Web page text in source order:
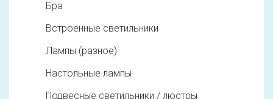
Бра
Встроенные светильники
Лампы (разное)
Настольные лампы
Подвесные светильники / люстры